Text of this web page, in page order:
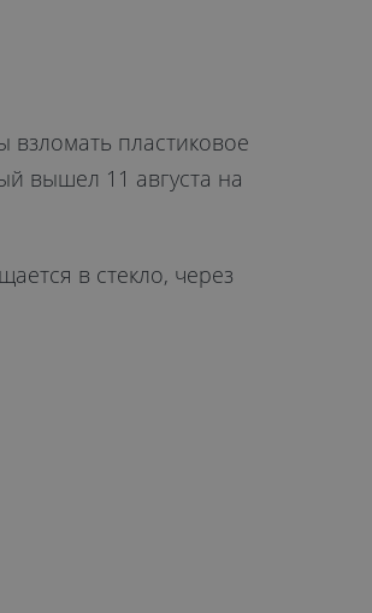
взломать пластиковое
вышел 11 августа на
в стекло, через